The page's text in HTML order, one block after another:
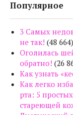
Популярное
3 Самых
не так! (48 664)
Оголилась
обратно! (26
Как узнать
Как легко
рта: 5
стареющей